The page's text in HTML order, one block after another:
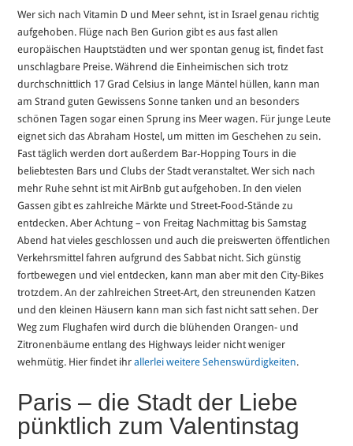
Wer sich nach Vitamin D und Meer sehnt, ist in Israel genau richtig
aufgehoben. Flüge nach Ben Gurion gibt es aus fast allen
europäischen Hauptstädten und wer spontan genug ist, findet fast
unschlagbare Preise. Während die Einheimischen sich trotz
durchschnittlich 17 Grad Celsius in lange Mäntel hüllen, kann man
am Strand guten Gewissens Sonne tanken und an besonders
schönen Tagen sogar einen Sprung ins Meer wagen. Für junge Leute
eignet sich das Abraham Hostel, um mitten im Geschehen zu sein.
Fast täglich werden dort außerdem Bar-Hopping Tours in die
beliebtesten Bars und Clubs der Stadt veranstaltet. Wer sich nach
mehr Ruhe sehnt ist mit AirBnb gut aufgehoben. In den vielen
Gassen gibt es zahlreiche Märkte und Street-Food-Stände zu
entdecken. Aber Achtung – ‪von Freitag Nachmittag bis Samstag
Abend hat vieles geschlossen und auch die preiswerten öffentlichen
Verkehrsmittel fahren aufgrund des Sabbat nicht. Sich günstig
fortbewegen und viel entdecken, kann man aber mit den City-Bikes
trotzdem. An der zahlreichen Street-Art, den streunenden Katzen
und den kleinen Häusern kann man sich fast nicht satt sehen. Der
Weg zum Flughafen wird durch die blühenden Orangen- und
Zitronenbäume entlang des Highways leider nicht weniger
wehmütig. Hier findet ihrallerlei weitere Sehenswürdigkeiten.
Paris – die Stadt der Liebe
pünktlich zum Valentinstag